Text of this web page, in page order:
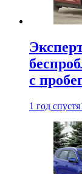
с
1 год спустя